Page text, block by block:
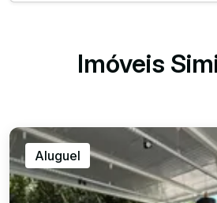
Imóveis
Aluguel